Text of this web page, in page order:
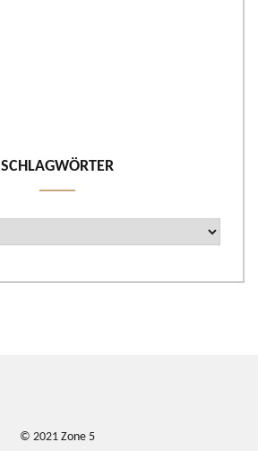
SCHLAGWÖRTER
© 2021 Zone 5